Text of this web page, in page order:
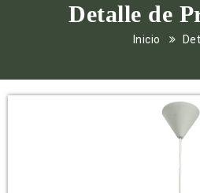
Detalle de
Inicio